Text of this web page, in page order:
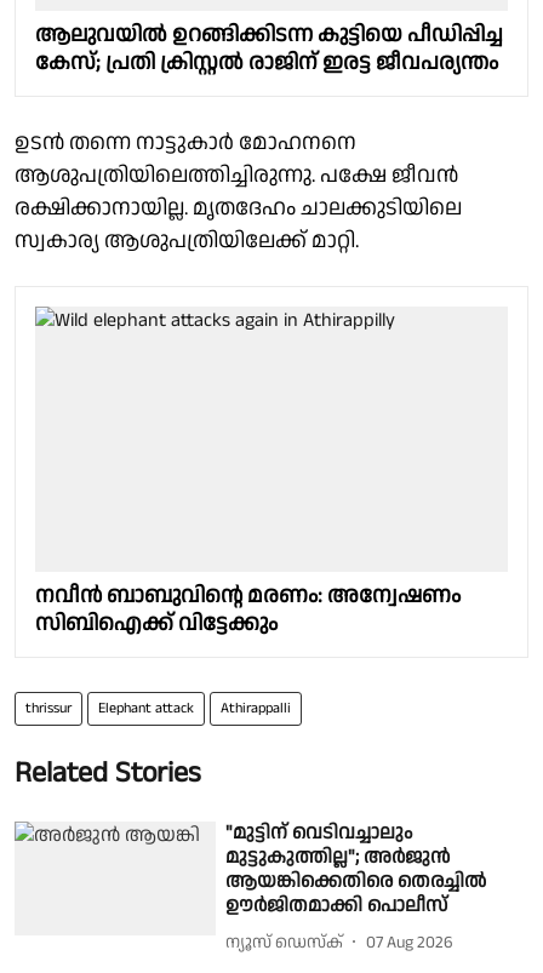
ആലുവയിൽ ഉറങ്ങിക്കിടന്ന കുട്ടിയെ പീഡിപ്പിച്ച
കേസ്; പ്രതി ക്രിസ്റ്റൽ രാജിന് ഇരട്ട ജീവപര്യന്തം
ഉടൻ തന്നെ നാട്ടുകാർ മോഹനനെ
ആശുപത്രിയിലെത്തിച്ചിരുന്നു. പക്ഷേ ജീവൻ
രക്ഷിക്കാനായില്ല. മൃതദേഹം ചാലക്കുടിയിലെ
സ്വകാര്യ ആശുപത്രിയിലേക്ക് മാറ്റി.
നവീന്‍ ബാബുവിൻ്റെ മരണം: അന്വേഷണം
സിബിഐക്ക് വിട്ടേക്കും
thrissur Elephant attack Athirappalli
Related Stories
"മുട്ടിന് വെടിവച്ചാലും
മുട്ടുകുത്തില്ല"; അർജുൻ
ആയങ്കിക്കെതിരെ തെരച്ചിൽ
ഊർജിതമാക്കി പൊലീസ്
ന്യൂസ് ഡെസ്ക് 07 Aug 2026